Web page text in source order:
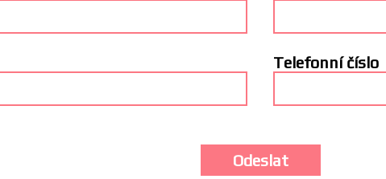
Telefonní číslo
Odeslat